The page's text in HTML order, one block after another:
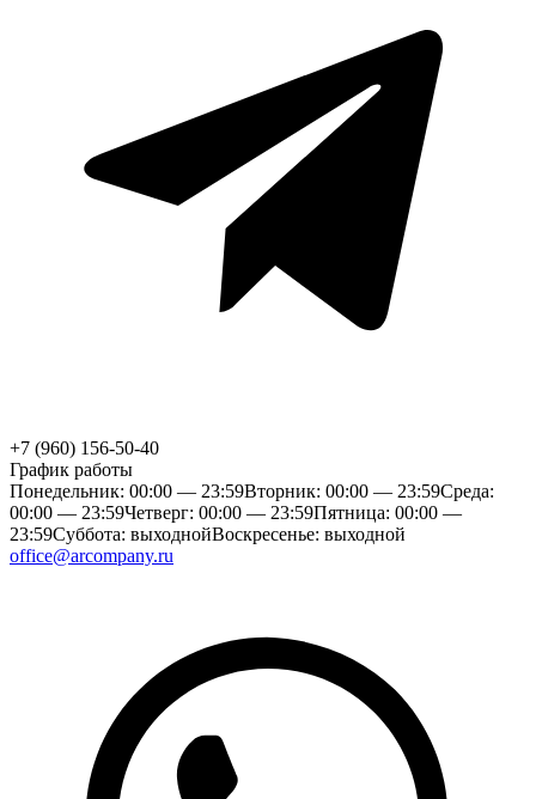
+7 (960) 156-50-40
График работы
Понедельник: 00:00 — 23:59Вторник: 00:00 — 23:59Среда:
00:00 — 23:59Четверг: 00:00 — 23:59Пятница: 00:00 —
23:59Суббота: выходнойВоскресенье: выходной
office@arcompany.ru